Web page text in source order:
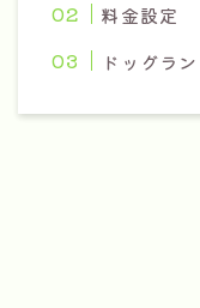
料金設定
ドッグラン